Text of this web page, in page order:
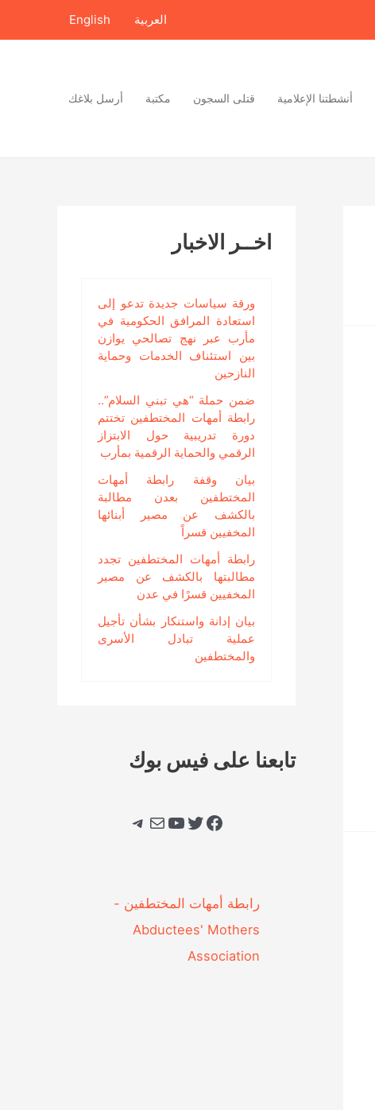
العربية English
أنشطتنا الإعلامية قتلى السجون مكتبة أرسل بلاغك
اخــر الاخبار
ورقة سياسات جديدة تدعو إلى
استعادة المرافق الحكومية في
مأرب عبر نهج تصالحي يوازن
بين استئناف الخدمات وحماية
النازحين
ضمن حملة “هي تبني السلام”..
رابطة أمهات المختطفين تختتم
دورة تدريبية حول الابتزاز
الرقمي والحماية الرقمية بمأرب
بيان وقفة رابطة أمهات
المختطفين بعدن مطالبة
بالكشف عن مصير أبنائها
المخفيين قسراً
رابطة أمهات المختطفين تجدد
مطالبتها بالكشف عن مصير
المخفيين قسرًا في عدن
بيان إدانة واستنكار بشأن تأجيل
عملية تبادل الأسرى
والمختطفين
تابعنا على فيس بوك
فيسبوك تويتر يوتيوببريد تيليجرام
‎رابطة أمهات المختطفين -
Abductees' Mothers
Association‎